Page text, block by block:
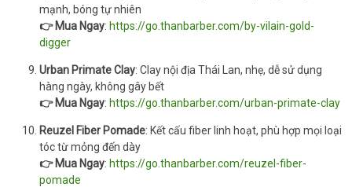
mạnh, bóng tự nhiên
👉 Mua Ngay: https://go.thanbarber.com/by-vilain-gold-
digger
Urban Primate Clay: Clay nội địa Thái Lan, nhẹ, dễ sử dụng
hàng ngày, không gây bết
👉 Mua Ngay: https://go.thanbarber.com/urban-primate-clay
Reuzel Fiber Pomade: Kết cấu fiber linh hoạt, phù hợp mọi loại
tóc từ mỏng đến dày
👉 Mua Ngay: https://go.thanbarber.com/reuzel-fiber-
pomade